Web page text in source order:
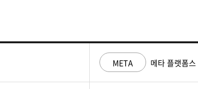
META 메타 플랫폼